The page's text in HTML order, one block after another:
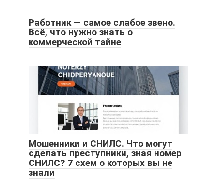
Работник — самое слабое звено.
Всё, что нужно знать о
коммерческой тайне
Мошенники и СНИЛС. Что могут
сделать преступники, зная номер
СНИЛС? 7 схем о которых вы не
знали